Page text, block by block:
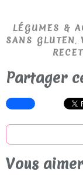
LÉGUMES &
SANS GLUTEN,
Partager
Vous